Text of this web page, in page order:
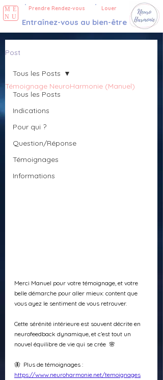
Prendre Rendez-vous
Entraînez-vous au bien-être
Louer
ME
NU
Post
Tous les Posts
Indications
Pour qui ?
Question/Réponse
Témoignages
Informations
Tous les Posts
Témoignage NeuroHarmonie (Manuel)
Merci Manuel pour votre témoignage, et votre
belle démarche pour aller mieux: content que
vous ayez le sentiment de vous retrouver.
Cette sérénité intérieure est souvent décrite en
neurofeedback dynamique, et c’est tout un
nouvel équilibre de vie qui se crée  🌸
🦋  Plus de témoignages :
https://www.neuroharmonie.net/temoignages